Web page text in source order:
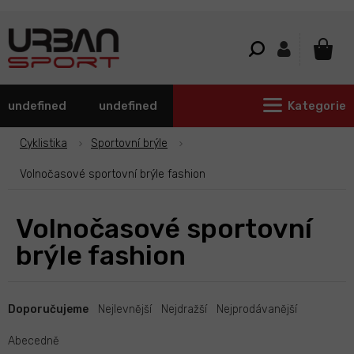
undefined undefined Kategorie
Cyklistika Sportovní brýle
Volnočasové sportovní brýle fashion
Volnočasové sportovní
brýle fashion
a
e
Doporučujeme Nejlevnější Nejdražší Nejprodávanější
Abecedně